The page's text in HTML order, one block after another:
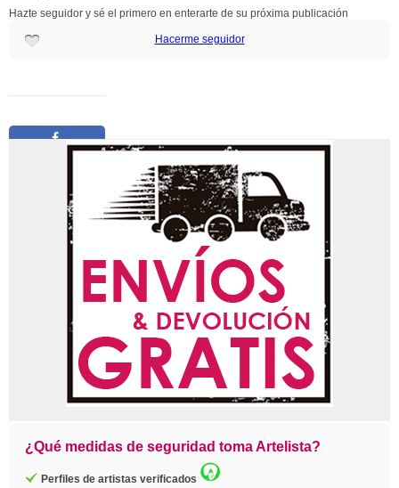
Hazte seguidor y sé el primero en enterarte de su próxima publicación
Hacerme seguidor
Compartir
Pin
¿Qué medidas de seguridad toma Artelista?
Perfiles de artistas verificados